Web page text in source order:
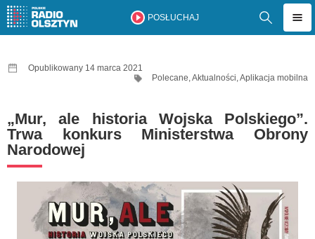
POSŁUCHAJ
Opublikowany 14 marca 2021
Polecane,Aktualności,Aplikacja mobilna
„Mur, ale historia Wojska Polskiego”.
Trwa konkurs Ministerstwa Obrony
Narodowej